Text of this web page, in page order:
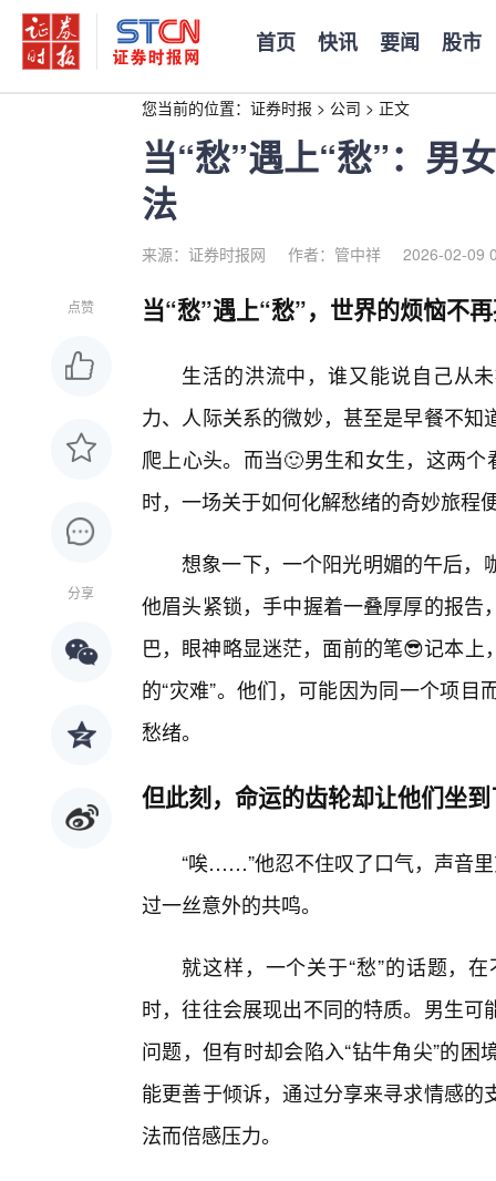
首页 快讯 要闻 股市
您当前的位置： 证券时报 > 公司 > 正文
当“愁”遇上“愁”：男
法
来源：证券时报网 作者：管中祥 2026-02-09
点赞
分享
当“愁”遇上“愁”，世界的烦恼不
生活的洪流中，谁又能说自己从
力、人际关系的微妙，甚至是早餐不
爬上心头。而当🙂男生和女生，这两
时，一场关于如何化解愁绪的奇妙旅程
想象一下，一个阳光明媚的午后，
他眉头紧锁，手中握着一叠厚厚的报
巴，眼神略显迷茫，面前的笔😎记本
的“灾难”。他们，可能因为同一个项
愁绪。
但此刻，命运的齿轮却让他们坐
“唉……”他忍不住叹了口气，声音
过一丝意外的共鸣。
就这样，一个关于“愁”的话题，
时，往往会展现出不同的特质。男生
问题，但有时却会陷入“钻牛角尖”的
能更善于倾诉，通过分享来寻求情感
法而倍感压力。